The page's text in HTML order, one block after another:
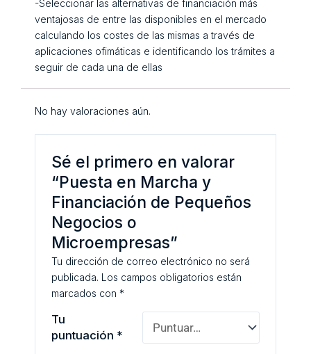
-Seleccionar las alternativas de financiación más
ventajosas de entre las disponibles en el mercado
calculando los costes de las mismas a través de
aplicaciones ofimáticas e identificando los trámites a
seguir de cada una de ellas
No hay valoraciones aún.
Sé el primero en valorar
“Puesta en Marcha y
Financiación de Pequeños
Negocios o
Microempresas”
Tu dirección de correo electrónico no será
publicada. Los campos obligatorios están
marcados con*
Tu
puntuación *